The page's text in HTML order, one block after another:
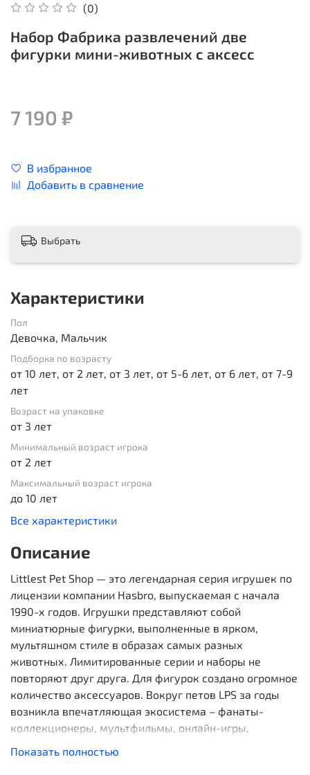
(0)
Набор Фабрика развлечений две
фигурки мини-животных с аксесс
7 190 ₽
В избранное
Добавить в сравнение
Выбрать
Характеристики
Пол
Девочка, Мальчик
Подборка по возрасту
от 10 лет, от 2 лет, от 3 лет, от 5-6 лет, от 6 лет, от 7-9
лет
Возраст на упаковке
от 3 лет
Минимальный возраст игрока
от 2 лет
Максимальный возраст игрока
до 10 лет
Все характеристики
Описание
Littlest Pet Shop — это легендарная серия игрушек по
лицензии компании Hasbro, выпускаемая с начала
1990-х годов. Игрушки представляют собой
миниатюрные фигурки, выполненные в ярком,
мультяшном стиле в образах самых разных
животных. Лимитированные серии и наборы не
повторяют друг друга. Для фигурок создано огромное
количество аксессуаров. Вокруг петов LPS за годы
возникла впечатляющая экосистема – фанаты-
коллекционеры, мультфильмы, онлайн-игры,
поколения игрушек!
Показать полностью